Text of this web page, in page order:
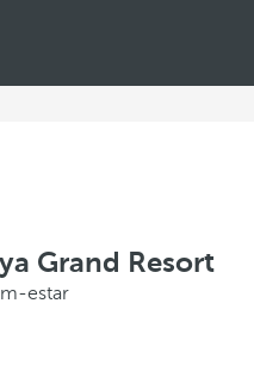
Grand Resort
estar